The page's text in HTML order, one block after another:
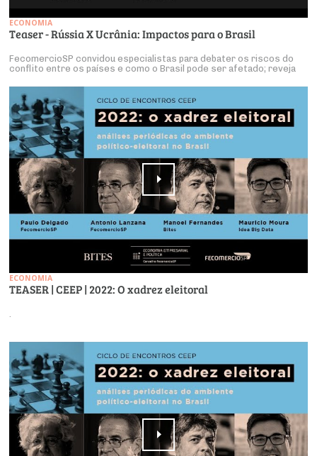
ECONOMIA
Teaser - Rússia X Ucrânia: Impactos para o Brasil
FecomercioSP convidou especialistas para debater os riscos do
conflito entre os países e como o Brasil pode ser afetado; reveja
ECONOMIA
TEASER | CEEP | 2022: O xadrez eleitoral
.